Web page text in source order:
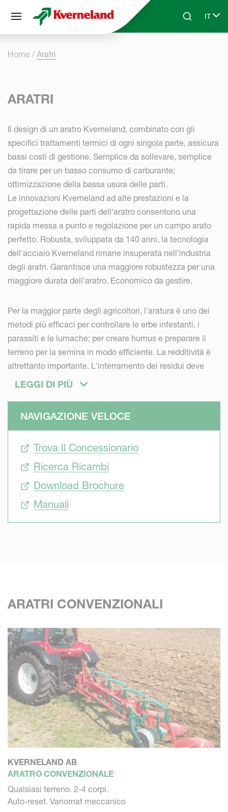
Skip to main contentSearchIT
Select
Home Aratri
ARATRI
Il design di un aratro Kverneland, combinato con gli
specifici trattamenti termici di ogni singola parte, assicura
bassi costi di gestione. Semplice da sollevare, semplice
da tirare per un basso consumo di carburante;
ottimizzazione della bassa usura delle parti.
Le innovazioni Kverneland ad alte prestazioni e la
progettazione delle parti dell'aratro consentono una
rapida messa a punto e regolazione per un campo arato
perfetto. Robusta, sviluppata da 140 anni, la tecnologia
dell'acciaio Kverneland rimane insuperata nell'industria
degli aratri. Garantisce una maggiore robustezza per una
maggiore durata dell'aratro. Economico da gestire.
Per la maggior parte degli agricoltori, l'aratura è uno dei
metodi più efficaci per controllare le erbe infestanti, i
parassiti e le lumache; per creare humus e preparare il
terreno per la semina in modo efficiente. La redditività è
altrettanto importante. L'interramento dei residui deve
essere perfetto e facile da ottenere, mentre i costi devono
di carburante. Il comfort nel trasporto e nelle operazioni è
robusto e durare a lungo come ogni investimento
redditizio. Questo è ciò che offre Kverneland. Gli speciali
garantiscono una maggiore robustezza e il più alto valore
di seconda mano, mentre le elevate prestazioni di aratura
LEGGI DI PIÙ
NAVIGAZIONE VELOCE
Trova Il Concessionario
Ricerca Ricambi
Download Brochure
Manuali
ARATRI CONVENZIONALI
KVERNELAND AB
ARATRO CONVENZIONALE
Qualsiasi terreno. 2-4 corpi.
Auto-reset. Variomat meccanico
Pannello di gestione dei cookies